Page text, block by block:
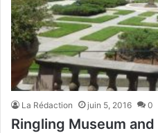
La Rédaction juin 5, 2016 0
Ringling Museum